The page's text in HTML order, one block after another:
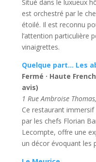
Situé dans le luxueux
est orchestré par le
étoilé. Il est reconnu
l’attention particulière
vinaigrettes.
Quelque part… Les
Fermé · Haute
avis)
1 Rue Ambroise
Ce restaurant
par les chefs Florian
Lecompte, offre une
un décor évoquant les